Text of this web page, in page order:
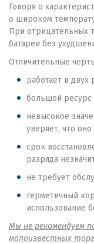
Говоря о
о широком
При отрицательных
батареи без
Отличительные
работает в
большой ресурс
невысокое
уверяет, что
срок
разряда
не требует
герметичный
использование
Мы не рекомендуем
малоизвестных